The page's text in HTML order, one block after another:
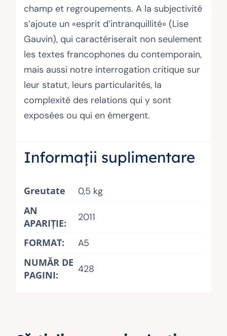
champ et regroupements. A la subjectivité
s’ajoute un «esprit d’intranquillité» (Lise
Gauvin), qui caractériserait non seulement
les textes francophones du contemporain,
mais aussi notre interrogation critique sur
leur statut, leurs particularités, la
complexité des relations qui y sont
exposées ou qui en émergent.
Informații suplimentare
Greutate
0,5 kg
AN
APARIŢIE:
2011
FORMAT:
A5
NUMĂR DE
PAGINI:
428